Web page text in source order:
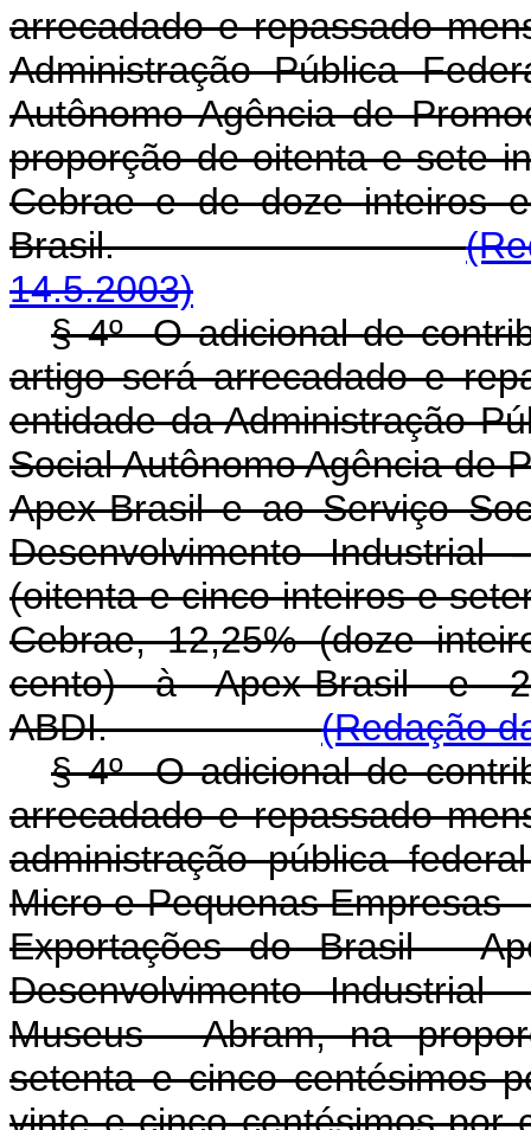
arrecadado e repassado
Administração Pública
Autônomo Agência de
proporção de oitenta e sete
Cebrae e de doze inteiros
Brasil.
14.5.2003)
§ 4º O adicional de
artigo será arrecadado e
entidade da Administração
Social Autônomo Agência de
Apex-Brasil e ao Serviço
Desenvolvimento
(oitenta e cinco inteiros e
Cebrae, 12,25% (doze
cento) à Apex-Brasil e
ABDI.(Redação
§ 4º O adicional de
arrecadado e repassado
administração pública
Micro e Pequenas Empresas
Exportações do Brasil -
Desenvolvimento
Museus - Abram, na
setenta e cinco centésimos